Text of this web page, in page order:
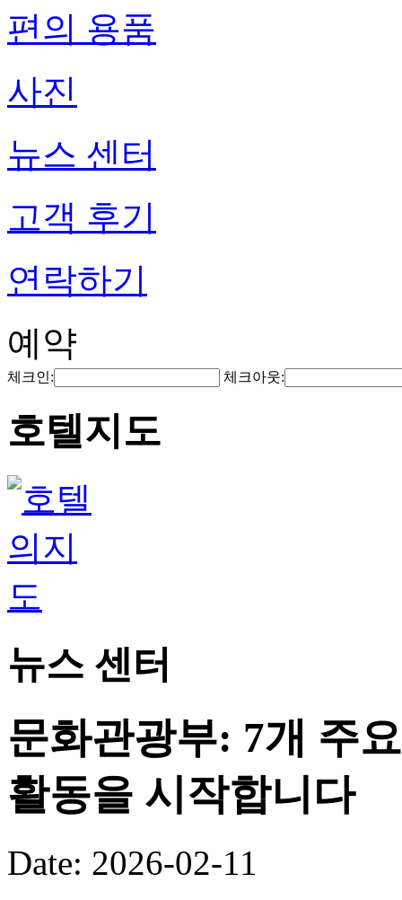
편의 용품
사진
뉴스 센터
고객 후기
연락하기
예약
체크인: 체크아웃:
호텔지도
뉴스 센터
문화관광부: 7개 주
활동을 시작합니다
Date: 2026-02-11